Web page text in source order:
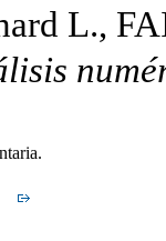
L.,